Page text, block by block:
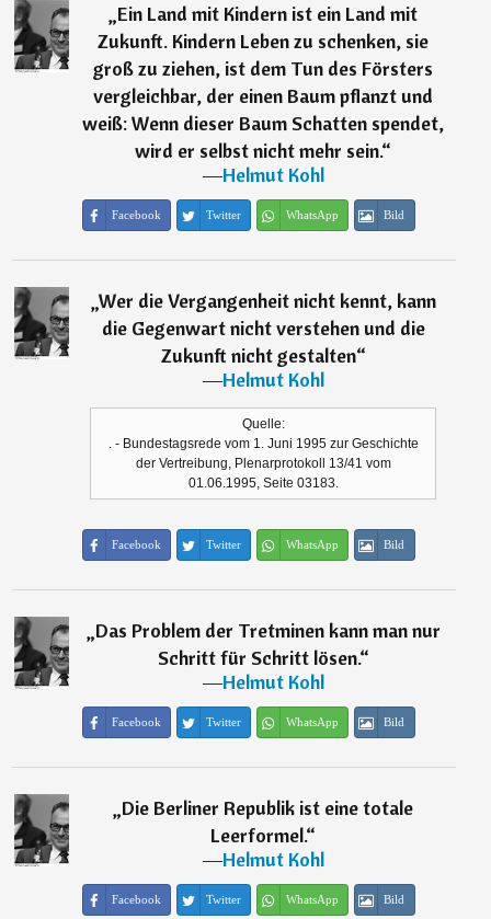
„Ein Land mit Kindern ist ein Land mit
Zukunft. Kindern Leben zu schenken, sie
groß zu ziehen, ist dem Tun des Försters
vergleichbar, der einen Baum pflanzt und
weiß: Wenn dieser Baum Schatten spendet,
wird er selbst nicht mehr sein.“
―Helmut Kohl
Facebook Twitter WhatsApp Bild
„Wer die Vergangenheit nicht kennt, kann
die Gegenwart nicht verstehen und die
Zukunft nicht gestalten“
―Helmut Kohl
Quelle:
. - Bundestagsrede vom 1. Juni 1995 zur Geschichte
der Vertreibung, Plenarprotokoll 13/41 vom
01.06.1995, Seite 03183.
Facebook Twitter WhatsApp Bild
„Das Problem der Tretminen kann man nur
Schritt für Schritt lösen.“
―Helmut Kohl
Facebook Twitter WhatsApp Bild
„Die Berliner Republik ist eine totale
Leerformel.“
―Helmut Kohl
Facebook Twitter WhatsApp Bild